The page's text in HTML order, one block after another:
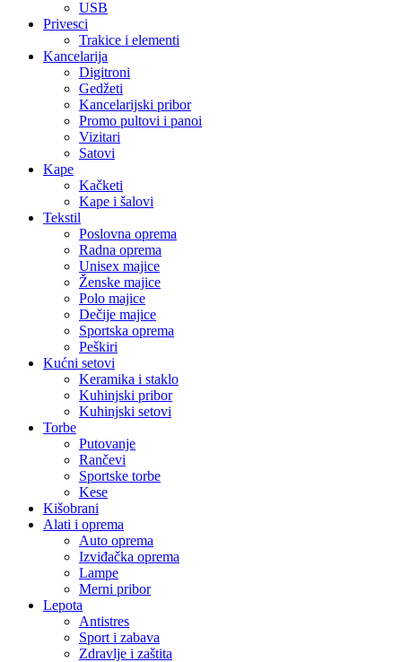
USB
Privesci
Trakice i elementi
Kancelarija
Digitroni
Gedžeti
Kancelarijski pribor
Promo pultovi i panoi
Vizitari
Satovi
Kape
Kačketi
Kape i šalovi
Tekstil
Poslovna oprema
Radna oprema
Unisex majice
Ženske majice
Polo majice
Dečije majice
Sportska oprema
Peškiri
Kućni setovi
Keramika i staklo
Kuhinjski pribor
Kuhinjski setovi
Torbe
Putovanje
Rančevi
Sportske torbe
Kese
Kišobrani
Alati i oprema
Auto oprema
Izviđačka oprema
Lampe
Merni pribor
Lepota
Antistres
Sport i zabava
Zdravlje i zaštita